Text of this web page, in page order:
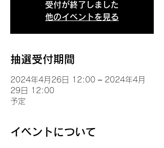
受付が終了しました
他のイベントを見る
抽選受付期間
2024年4月26日 12:00 – 2024年4月
29日 12:00
予定
イベントについて